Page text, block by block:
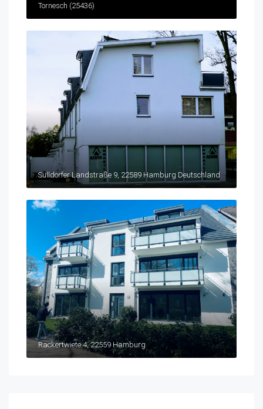
Tornesch (25436)
Sülldorfer Landstraße 9, 22589 Hamburg Deutschland
Rackertwiete 4, 22559 Hamburg